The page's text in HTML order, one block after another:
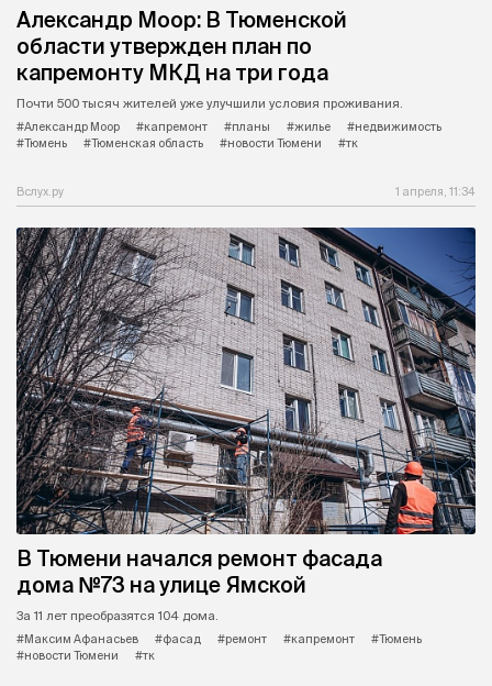
Александр Моор: В Тюменской
области утвержден план по
капремонту МКД на три года
Почти 500 тысяч жителей уже улучшили условия проживания.
#Александр Моор
#капремонт #планы #жилье
#недвижимость
#Тюмень
#Тюменская область #новости Тюмени #тк
Вслух.ру 1 апреля, 11:34
В Тюмени начался ремонт фасада
дома №73 на улице Ямской
За 11 лет преобразятся 104 дома.
#Максим Афанасьев
#фасад #ремонт #капремонт
#Тюмень
#новости Тюмени
#тк